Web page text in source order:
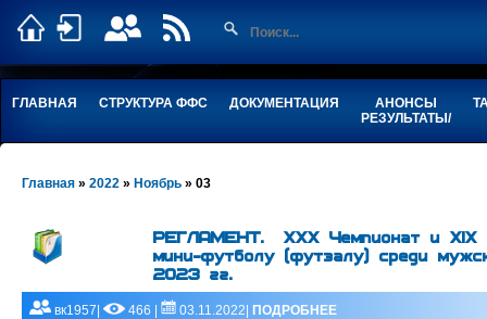
ГЛАВНАЯ СТРУКТУРА ФФС ДОКУМЕНТАЦИЯ
АНОНСЫ
РЕЗУЛЬТАТЫ/
Главная » 2022 » Ноябрь » 03
РЕГЛАМЕНТ. XXX Чемпионат и XIХ
мини-футболу (футзалу) среди
2023 гг.
вк1957| 466 | 03.11.2022| ПОДРОБНЕЕ